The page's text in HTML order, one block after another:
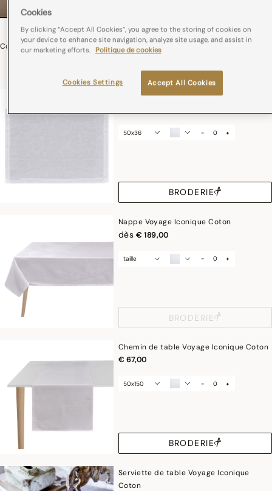
Collection Voyage Iconique Coton
Set de table Voyage Iconique Coton
50x36 - +
BRODERIE
Nappe Voyage Iconique Coton
dès € 189,00
taille - +
BRODERIE
Chemin de table Voyage Iconique Coton
€ 67,00
50x150 - +
BRODERIE
Serviette de table Voyage Iconique
Coton
Cookies
By clicking “Accept All Cookies”, you agree to the storing of cookies on
your device to enhance site navigation, analyze site usage, and assist in
our marketing efforts. Politique de cookies
Accept All Cookies
Cookies Settings